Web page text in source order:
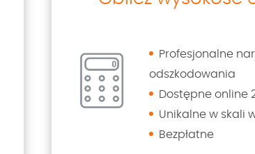
Profesjonalne
odszkodowania
Dostępne online
Unikalne w skali
Bezpłatne